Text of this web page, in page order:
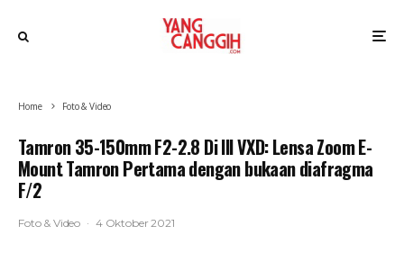
Home Foto & Video
Tamron 35-150mm F2-2.8 Di III VXD: Lensa Zoom E-
Mount Tamron Pertama dengan bukaan diafragma
F/2
Foto & Video · 4 Oktober 2021